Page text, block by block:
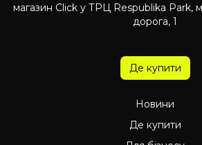
магазин Click у ТРЦ Respublika Park, м.
дорога, 1
Де купити
Новини
Де купити